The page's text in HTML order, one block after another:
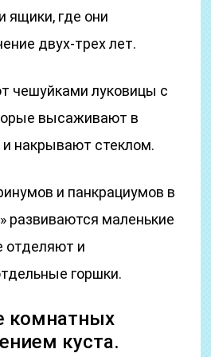
ящики, где они
двух-трех лет.
чешуйками луковицы с
высаживают в
накрывают стеклом.
и панкрациумов в
развиваются маленькие
отделяют и
горшки.
комнатных
куста.